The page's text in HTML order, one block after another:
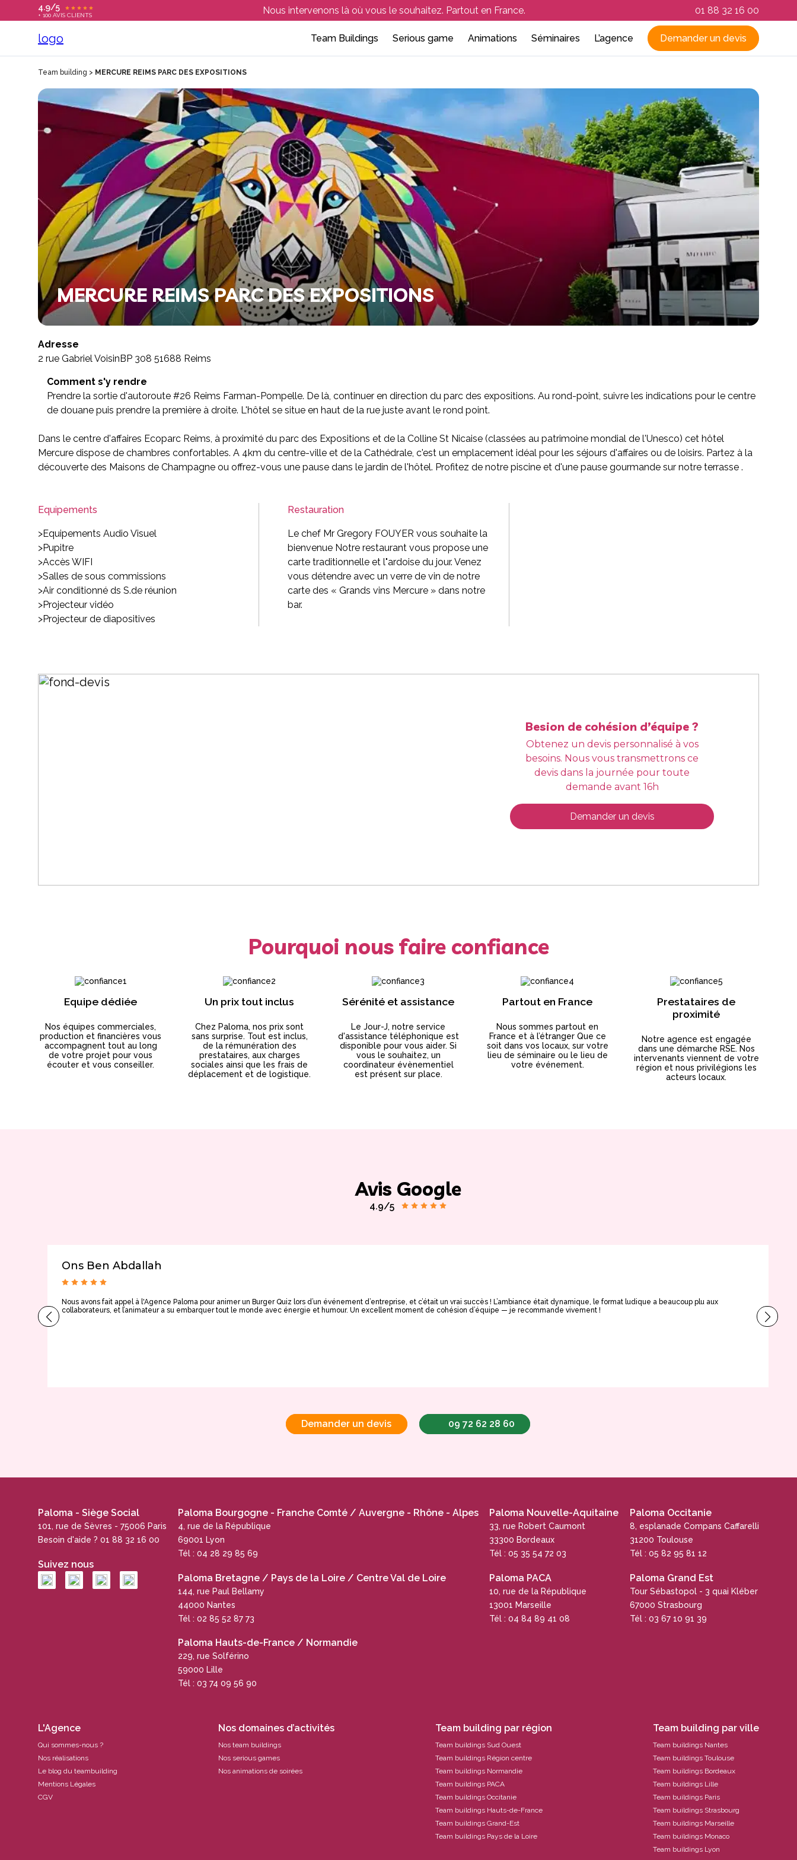
4.9/5
+ 100 AVIS CLIENTS Nous intervenons là où vous le souhaitez. Partout en France. 01 88 32 16 00
Team Buildings
Team building indoor
Chasse au trésor – Rallye orientation
Sportif et Multi-Activités
Enquête et jeux de rôle
Culinaire
Créatif – artistique et expression
Activités en ligne et à distance
Team Building en France
Serious game
Atelier de facilitation
Animations
Événement en entreprise
Escape game d’entreprise
Séminaires
Aix-en-Provence
Amiens
Arcachon
Avignon
Bordeaux
Lille
Lyon
Marseille
Metz
Montpellier
Nantes
Nice
Paris
Saint-Malo
Strasbourg
Séminaire par région
Bretagne
Côte d’Azur
Normandie
Sud-Ouest
L’agence
Nos réalisations
Le blog du team building
Demander un devis
Team building > MERCURE REIMS PARC DES EXPOSITIONS
MERCURE REIMS PARC DES EXPOSITIONS
Adresse
2 rue Gabriel VoisinBP 308 51688 Reims
Comment s'y rendre
Prendre la sortie d'autoroute #26 Reims Farman-Pompelle. De là, continuer en direction du parc des expositions. Au rond-point, suivre les indications pour le centre
de douane puis prendre la première à droite. L'hôtel se situe en haut de la rue juste avant le rond point.
Dans le centre d'affaires Ecoparc Reims, à proximité du parc des Expositions et de la Colline St Nicaise (classées au patrimoine mondial de l'Unesco) cet hôtel
Mercure dispose de chambres confortables. A 4km du centre-ville et de la Cathédrale, c'est un emplacement idéal pour les séjours d'affaires ou de loisirs. Partez à la
découverte des Maisons de Champagne ou offrez-vous une pause dans le jardin de l'hôtel. Profitez de notre piscine et d'une pause gourmande sur notre terrasse .
Equipements
>Equipements Audio Visuel
>Pupitre
>Accès WIFI
>Salles de sous commissions
>Air conditionné ds S.de réunion
>Projecteur vidéo
>Projecteur de diapositives
Restauration
Le chef Mr Gregory FOUYER vous souhaite la
bienvenue Notre restaurant vous propose une
carte traditionnelle et l"ardoise du jour. Venez
vous détendre avec un verre de vin de notre
carte des « Grands vins Mercure » dans notre
bar.
Besion de cohésion d’équipe ?
Obtenez un devis personnalisé à vos
besoins. Nous vous transmettrons ce
devis dans la journée pour toute
demande avant 16h
Demander un devis
Pourquoi nous faire confiance
Equipe dédiée
Nos équipes commerciales,
production et financières vous
accompagnent tout au long
de votre projet pour vous
écouter et vous conseiller.
Un prix tout inclus
Chez Paloma, nos prix sont
sans surprise. Tout est inclus,
de la rémunération des
prestataires, aux charges
sociales ainsi que les frais de
déplacement et de logistique.
Sérénité et assistance
Le Jour-J, notre service
d'assistance téléphonique est
disponible pour vous aider. Si
vous le souhaitez, un
coordinateur évènementiel
est présent sur place.
Partout en France
Nous sommes partout en
France et à l’étranger Que ce
soit dans vos locaux, sur votre
lieu de séminaire ou le lieu de
votre événement.
Prestataires de
proximité
Notre agence est engagée
dans une démarche RSE. Nos
intervenants viennent de votre
région et nous privilégions les
acteurs locaux.
Avis Google
4.9/5
Ons Ben Abdallah
Nous avons fait appel à l'Agence Paloma pour animer un Burger Quiz lors d’un événement d’entreprise, et c’était un vrai succès ! L’ambiance était dynamique, le format ludique a beaucoup plu aux
collaborateurs, et l’animateur a su embarquer tout le monde avec énergie et humour. Un excellent moment de cohésion d’équipe — je recommande vivement !
Demander un devis 09 72 62 28 60
Paloma - Siège Social
101, rue de Sèvres - 75006 Paris
Besoin d'aide ? 01 88 32 16 00
Suivez nous
Paloma Bourgogne - Franche Comté / Auvergne - Rhône - Alpes
4, rue de la République
69001 Lyon
Tél : 04 28 29 85 69
Paloma Bretagne / Pays de la Loire / Centre Val de Loire
144, rue Paul Bellamy
44000 Nantes
Tél : 02 85 52 87 73
Paloma Hauts-de-France / Normandie
229, rue Solférino
59000 Lille
Tél : 03 74 09 56 90
Paloma Nouvelle-Aquitaine
33, rue Robert Caumont
33300 Bordeaux
Tél : 05 35 54 72 03
Paloma PACA
10, rue de la République
13001 Marseille
Tél : 04 84 89 41 08
Paloma Occitanie
8, esplanade Compans Caffarelli
31200 Toulouse
Tél : 05 82 95 81 12
Paloma Grand Est
Tour Sébastopol - 3 quai Kléber
67000 Strasbourg
Tél : 03 67 10 91 39
L'Agence
Qui sommes-nous ?
Nos réalisations
Le blog du teambuilding
Mentions Légales
CGV
Nos domaines d’activités
Nos team buildings
Nos serious games
Nos animations de soirées
Team building par région
Team buildings Sud Ouest
Team buildings Région centre
Team buildings Normandie
Team buildings PACA
Team buildings Occitanie
Team buildings Hauts-de-France
Team buildings Grand-Est
Team buildings Pays de la Loire
Team building par ville
Team buildings Nantes
Team buildings Toulouse
Team buildings Bordeaux
Team buildings Lille
Team buildings Paris
Team buildings Strasbourg
Team buildings Marseille
Team buildings Monaco
Team buildings Lyon